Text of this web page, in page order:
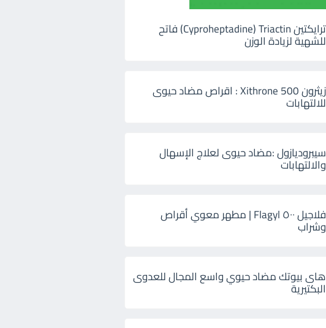
ترايكتين Cyproheptadine) Triactin) فاتح
للشهية لزيادة الوزن
زيثرون 500 Xithrone : اقراص مضاد حيوى
للالتهابات
سيبروديازول :مضاد حيوى لعلاج الإسهال
والالتهابات
فلاجيل ٥٠٠ Flagyl | مطهر معوي أقراص
وشراب
هاى بيوتك مضاد حيوي واسع المجال للعدوى
البكتيرية